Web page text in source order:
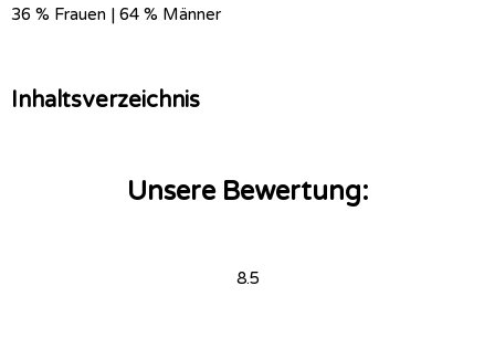
36 % Frauen | 64 % Männer
Inhaltsverzeichnis
Unsere Bewertung:
8.5